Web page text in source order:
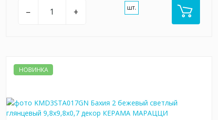
– + шт.
НОВИНКА